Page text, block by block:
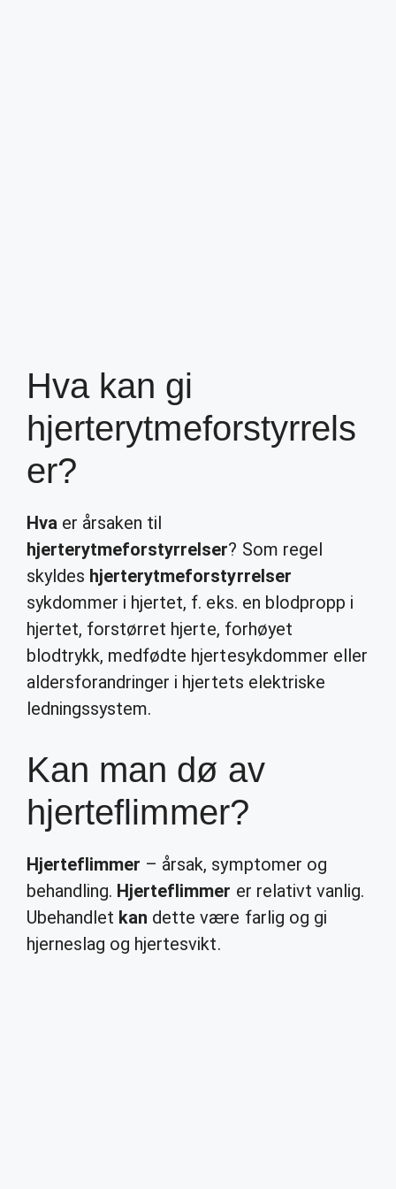
Hva kan gi
hjerterytmeforstyrrels
er?
Hva er årsaken til
hjerterytmeforstyrrelser? Som regel
skyldes hjerterytmeforstyrrelser
sykdommer i hjertet, f. eks. en blodpropp i
hjertet, forstørret hjerte, forhøyet
blodtrykk, medfødte hjertesykdommer eller
aldersforandringer i hjertets elektriske
ledningssystem.
Kan man dø av
hjerteflimmer?
Hjerteflimmer – årsak, symptomer og
behandling. Hjerteflimmer er relativt vanlig.
Ubehandlet kan dette være farlig og gi
hjerneslag og hjertesvikt.